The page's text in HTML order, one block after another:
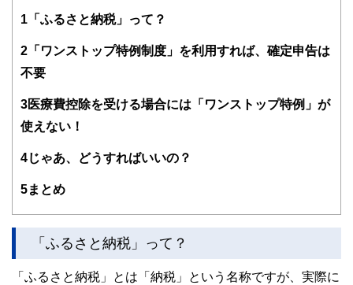
（2000年）、日本FP協会東京支部主催地域イベントへの参
しとお金のFP相談室」相談員（2016年）。
談、生活するの観点から学ぶ「お金の基礎知識」講座など開
1 「ふるさと納税」って？
2 「ワンストップ特例制度」を利用すれば、確定申告は
不要
3医療費控除を受ける場合には「ワンストップ特例」が
使えない！
4じゃあ、どうすればいいの？
5まとめ
「ふるさと納税」って？
「ふるさと納税」とは「納税」という名称ですが、実際に